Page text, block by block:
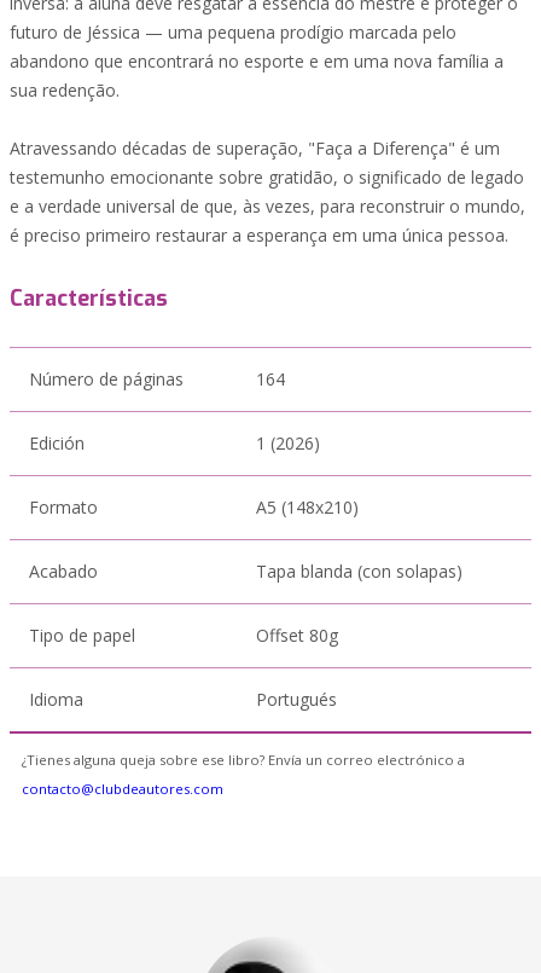
futuro de Jéssica — uma pequena prodígio marcada pelo
abandono que encontrará no esporte e em uma nova família a
sua redenção.
Atravessando décadas de superação, "Faça a Diferença" é um
testemunho emocionante sobre gratidão, o significado de legado
e a verdade universal de que, às vezes, para reconstruir o mundo,
é preciso primeiro restaurar a esperança em uma única pessoa.
Características
Número de páginas 164
Edición 1 (2026)
Formato A5 (148x210)
Acabado Tapa blanda (con solapas)
Tipo de papel Offset 80g
Idioma Portugués
¿Tienes alguna queja sobre ese libro? Envía un correo electrónico a
contacto@clubdeautores.com